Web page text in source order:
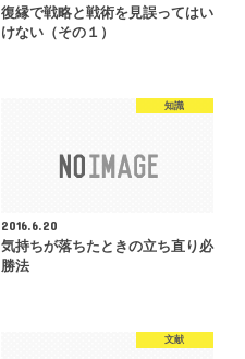
復縁で戦略と戦術を見誤ってはい
けない（その１）
知識
2016.6.20
気持ちが落ちたときの立ち直り必
勝法
文献